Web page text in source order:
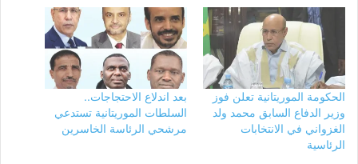
الحكومة الموريتانية تعلن فوز
وزير الدفاع السابق محمد ولد
الغزواني في الانتخابات
الرئاسية
بعد اندلاع الاحتجاجات..
السلطات الموريتانية تستدعي
مرشحي الرئاسة الخاسرين